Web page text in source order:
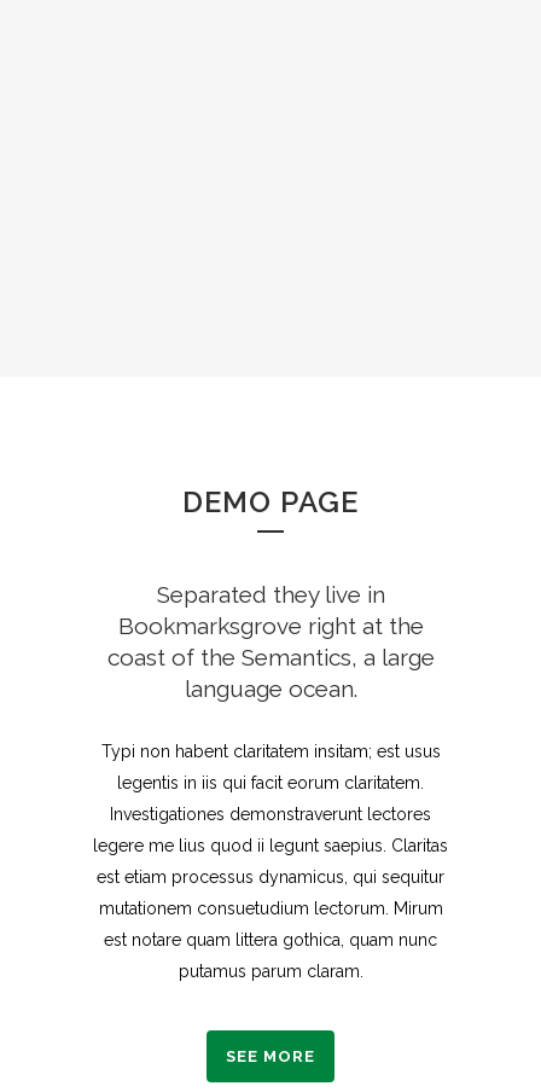
DEMO PAGE
Separated they live in
Bookmarksgrove right at the
coast of the Semantics, a large
language ocean.
Typi non habent claritatem insitam; est usus
legentis in iis qui facit eorum claritatem.
Investigationes demonstraverunt lectores
legere me lius quod ii legunt saepius. Claritas
est etiam processus dynamicus, qui sequitur
mutationem consuetudium lectorum. Mirum
est notare quam littera gothica, quam nunc
putamus parum claram.
SEE MORE